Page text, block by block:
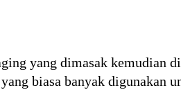
yang dimasak kemudian
biasa banyak digunakan